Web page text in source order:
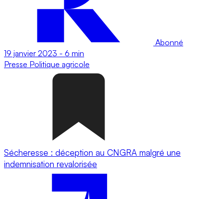
Abonné
19 janvier 2023 - 6 min
Presse Politique agricole
Sécheresse : déception au CNGRA malgré une
indemnisation revalorisée